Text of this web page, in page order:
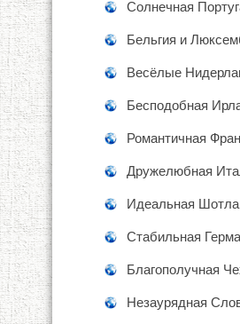
Солнечная
Бельгия и
Весёлые
Бесподобная
Романтичная
Дружелюбная
Идеальная
Стабильная
Благополучная
Незаурядная